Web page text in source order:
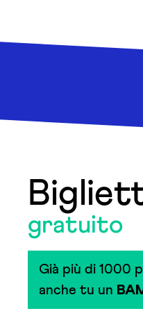
gratuito
Già più di 1000
anche tu un